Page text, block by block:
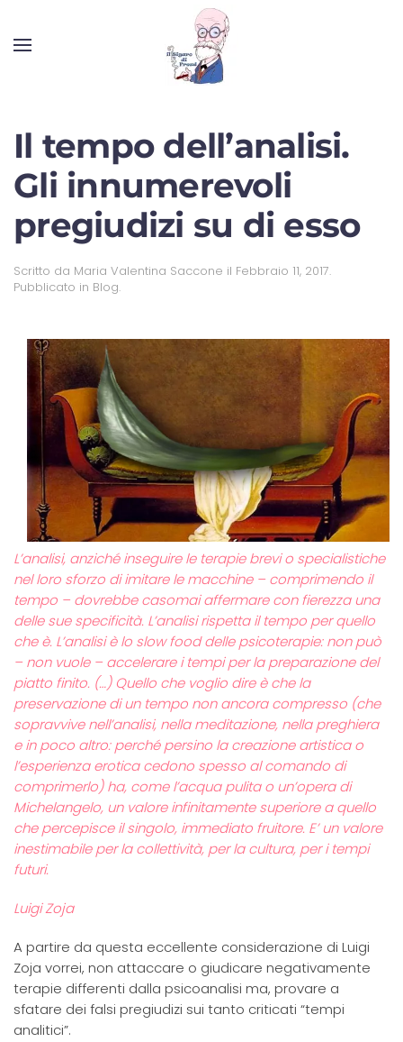
Il tempo dell’analisi.
Gli innumerevoli
pregiudizi su di esso
Scritto da Maria Valentina Saccone il Febbraio 11, 2017.
Pubblicato in Blog.
L’analisi, anziché inseguire le terapie brevi o specialistiche
nel loro sforzo di imitare le macchine – comprimendo il
tempo – dovrebbe casomai affermare con fierezza una
delle sue specificità. L’analisi rispetta il tempo per quello
che è. L’analisi è lo slow food delle psicoterapie: non può
– non vuole – accelerare i tempi per la preparazione del
piatto finito. (…) Quello che voglio dire è che la
preservazione di un tempo non ancora compresso (che
sopravvive nell’analisi, nella meditazione, nella preghiera
e in poco altro: perché persino la creazione artistica o
l’esperienza erotica cedono spesso al comando di
comprimerlo) ha, come l’acqua pulita o un’opera di
Michelangelo, un valore infinitamente superiore a quello
che percepisce il singolo, immediato fruitore. E’ un valore
inestimabile per la collettività, per la cultura, per i tempi
futuri.
Luigi Zoja
A partire da questa eccellente considerazione di Luigi
Zoja vorrei, non attaccare o giudicare negativamente
terapie differenti dalla psicoanalisi ma, provare a
sfatare dei falsi pregiudizi sui tanto criticati “tempi
analitici”.